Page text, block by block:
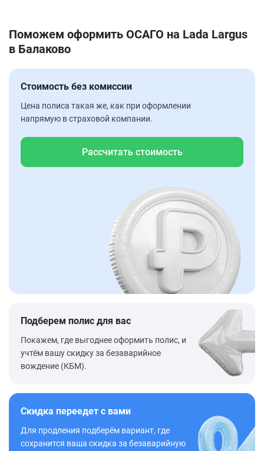
Поможем оформить ОСАГО на Lada Largus
в Балаково
Стоимость без комиссии
Цена полиса такая же, как при оформлении
напрямую в страховой компании.
Рассчитать стоимость
Подберем полис для вас
Покажем, где выгоднее оформить полис, и
учтём вашу скидку за безаварийное
вождение (КБМ).
Скидка переедет с вами
Для продления подберём вариант, где
сохранится ваша скидка за безаварийную